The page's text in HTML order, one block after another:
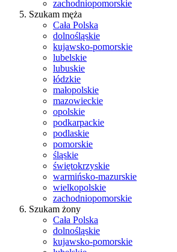
zachodniopomorskie
Szukam męża
Cała Polska
dolnośląskie
kujawsko-pomorskie
lubelskie
lubuskie
łódzkie
małopolskie
mazowieckie
opolskie
podkarpackie
podlaskie
pomorskie
śląskie
świętokrzyskie
warmińsko-mazurskie
wielkopolskie
zachodniopomorskie
Szukam żony
Cała Polska
dolnośląskie
kujawsko-pomorskie